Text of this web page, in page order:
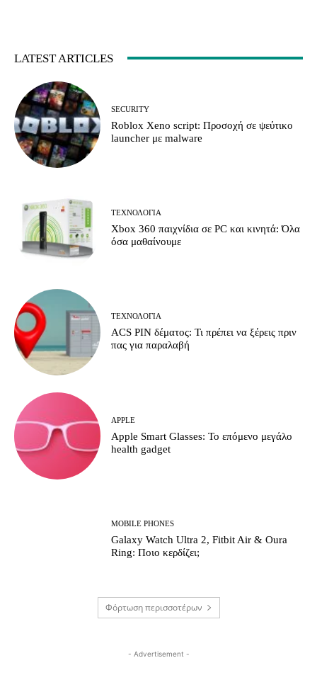
LATEST ARTICLES
SECURITY
Roblox Xeno script: Προσοχή σε ψεύτικο
launcher με malware
ΤΕΧΝΟΛΟΓΊΑ
Xbox 360 παιχνίδια σε PC και κινητά: Όλα
όσα μαθαίνουμε
ΤΕΧΝΟΛΟΓΊΑ
ACS PIN δέματος: Τι πρέπει να ξέρεις πριν
πας για παραλαβή
APPLE
Apple Smart Glasses: Το επόμενο μεγάλο
health gadget
MOBILE PHONES
Galaxy Watch Ultra 2, Fitbit Air & Oura
Ring: Ποιο κερδίζει;
Φόρτωση περισσοτέρων
- Advertisement -